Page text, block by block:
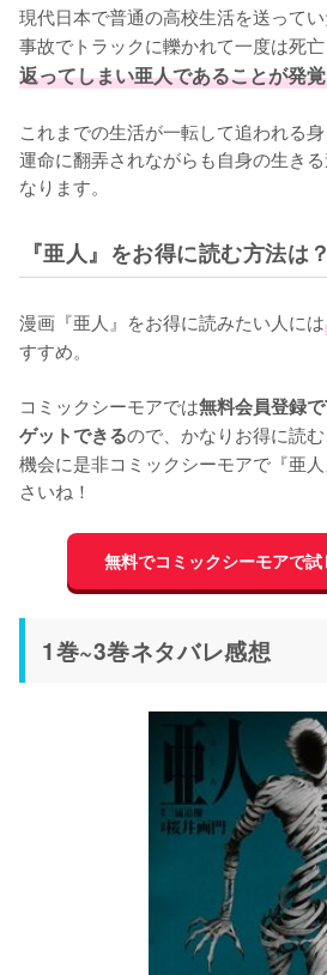
現代日本で普通の高校生活を送ってい
事故でトラックに轢かれて一度は死亡
返ってしまい亜人であることが発
これまでの生活が一転して追われる
運命に翻弄されながらも自身の生き
なります。
『亜人』をお得に読む方法は？
漫画『亜人』をお得に読みたい人には
すすめ。
コミックシーモアでは無料会員登録
ゲットできるので、かなりお得に読
機会に是非コミックシーモアで『亜
さいね！
無料でコミックシーモアで
1巻~3巻ネタバレ感想